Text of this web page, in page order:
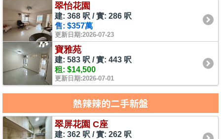
翠怡花園
建: 368 呎 / 實: 286 呎
售: $357萬
更新日期:2026-07-23
寶雅苑
建: 583 呎 / 實: 443 呎
租: $14,500
更新日期:2026-07-01
熱辣辣的二手新盤
翠屏花園 C座
建: 362 呎 / 實: 262 呎